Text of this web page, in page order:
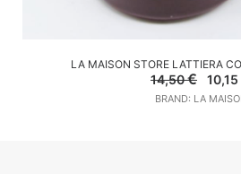
AGGIUNGI AL
LA MAISON STORE LATTIERA
14,50€
Il
prezzo
10,15
BRAND: LA